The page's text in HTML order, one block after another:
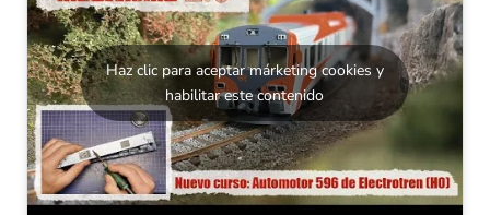
Haz clic para aceptar márketing cookies y
habilitar este contenido